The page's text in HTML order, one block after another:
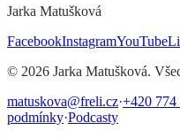
Jarka Matušková
FacebookInstagramYouTube
© 2026 Jarka Matušková.
matuskova@freli.cz·+420 774
podmínky·Podcasty